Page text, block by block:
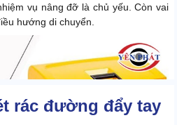
vụ nâng đỡ là chủ yếu. Còn vai
hướng di chuyển.
rác đường đẩy tay